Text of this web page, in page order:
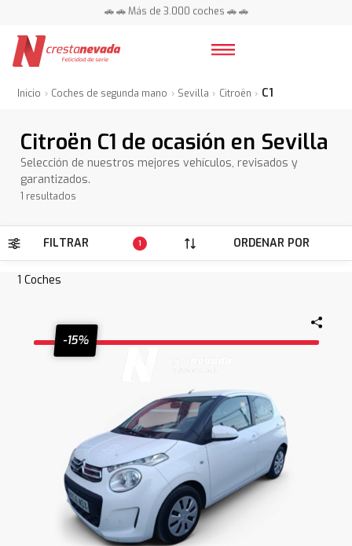
🚗 🚗 Más de 3.000 coches 🚗 🚗
Inicio Coches de segunda mano Sevilla Citroën C1
Citroën C1 de ocasión en Sevilla
Selección de nuestros mejores vehículos, revisados y
garantizados.
1 resultados
FILTRAR 1 ORDENAR POR
1 Coches
-15%